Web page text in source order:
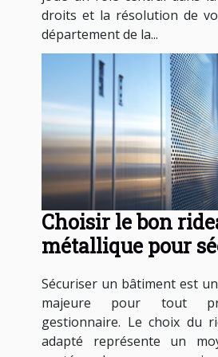
droits et la résolution de
département de la...
Choisir le bon
métallique pour
Sécuriser un bâtiment est
majeure pour tout
gestionnaire. Le choix du
adapté représente un